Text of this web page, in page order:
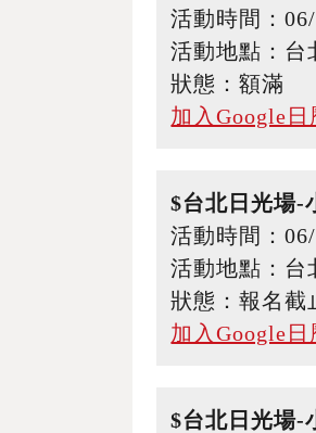
活動時間：
活動地點：台
狀態：額滿
加入Google日
$台北日光場-
活動時間：
活動地點：台
狀態：報名截
加入Google日
$台北日光場-